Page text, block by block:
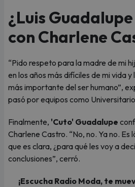
¿Luis
con Charlene
“Pido respeto para la madre de mi
en los años más difíciles de mi vida
más importante del ser humano”,
pasó por equipos como
Finalmente, 'Cuto' Guadalupe
Charlene Castro. “No, no. Ya no. Es
que es clara, ¿para qué les voy a
conclusiones”, cerró.
¡Escucha Radio Moda, te